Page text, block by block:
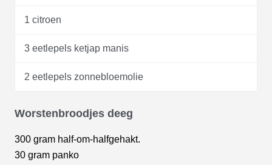
1 citroen
3 eetlepels ketjap manis
2 eetlepels zonnebloemolie
Worstenbroodjes deeg
300 gram half-om-halfgehakt.
30 gram panko